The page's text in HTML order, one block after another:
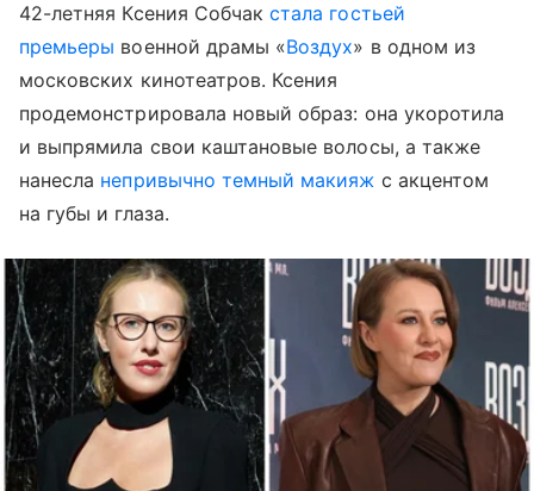
42-летняя Ксения Собчакстала гостьей
премьеры военной драмы «Воздух» в одном из
московских кинотеатров. Ксения
продемонстрировала новый образ: она укоротила
и выпрямила свои каштановые волосы, а также
нанесла непривычно темный макияж с акцентом
на губы и глаза.